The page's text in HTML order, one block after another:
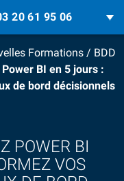
20 61 95 06
Formations / BDD
BI en 5 jours :
de bord décisionnels
POWER BI
VOS